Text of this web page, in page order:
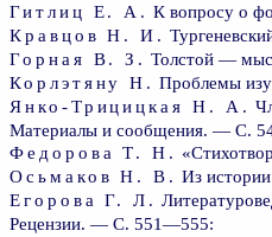
Гитлиц Е. А. К вопросу о
Кравцов Н. И.
Горная В. З. Толстой —
Корлэтяну Н. Проблемы
Янко-Трицицкая Н. А.
Материалы и сообщения. — С.
Федорова Т. Н.
Осьмаков Н. В. Из
Егорова Г. Л.
Рецензии. — С. 551—555: